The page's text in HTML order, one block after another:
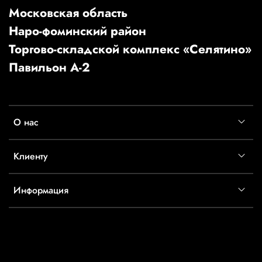
О нас
Клиенту
Информация
Московская область
Наро-фоминский район
Торгово-складской комплекс «Селятино»
Павильон А-2